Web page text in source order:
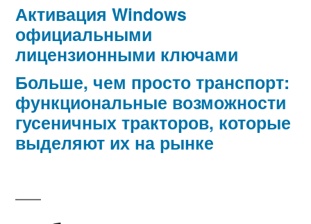
Активация Windows
официальными
лицензионными ключами
Больше, чем просто транспорт:
функциональные возможности
гусеничных тракторов, которые
выделяют их на рынке